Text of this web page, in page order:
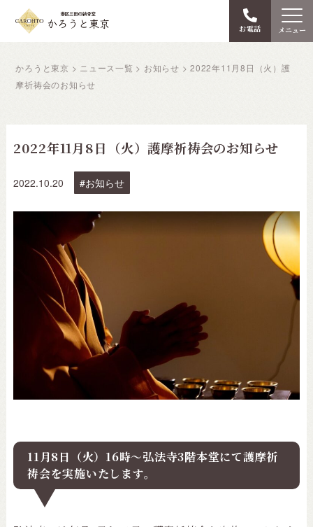
お電話 メニュー
かろうと東京 > ニュース一覧 > お知らせ >2022年11月8日（火）護
摩祈祷会のお知らせ
2022年11月8日（火）護摩祈祷会のお知らせ
2022.10.20 お知らせ
11月8日（火）16時～弘法寺3階本堂にて護摩祈
祷会を実施いたします。